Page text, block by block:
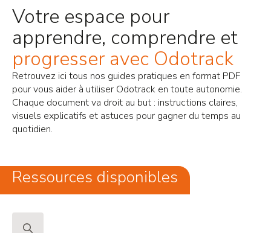
Votre espace pour
apprendre, comprendre et
progresser avec Odotrack
Retrouvez ici tous nos guides pratiques en format PDF
pour vous aider à utiliser Odotrack en toute autonomie.
Chaque document va droit au but : instructions claires,
visuels explicatifs et astuces pour gagner du temps au
quotidien.
Ressources disponibles